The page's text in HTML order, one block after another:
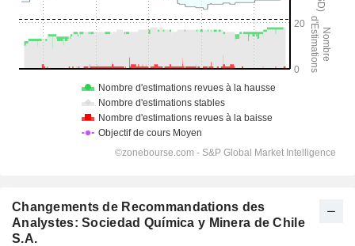
Changements de Recommandations des
Analystes: Sociedad Química y Minera de Chile
S.A.